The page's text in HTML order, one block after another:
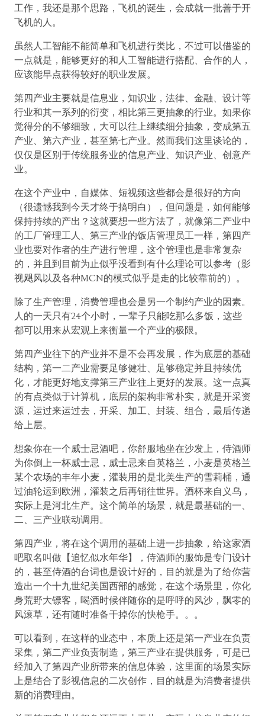
工作，我还是那个思路，飞机的诞生，会成就一批善于开
飞机的人。
虽然人工智能不能简单和飞机进行类比，不过可以借鉴的
一点就是，能够更好的和人工智能进行搭配、合作的人，
应该能早点获得较好的职业发展。
第四产业主要就是信息业，知识业，法律、金融、设计等
行业和其一系列的衍变，相比第三更抽象的行业。如果你
觉得分的不够细致，大可以往上继续细分抽象，变成第五
产业、第六产业，甚至第七产业。然而我们这里谈论的，
仅仅是区别于传统服务业的信息产业、知识产业、创意产
业。
在这个产业中，自媒体、短视频这些都会是很好的方向
（很遗憾我到今天才终于搞明白），但问题是，如何能够
保持持续的产出？这就要想一些方法了，就像第二产业中
的工厂管理工人、第三产业的饭店管理员工一样，第四产
业也要对作者的生产进行管理，这个管理也是非常复杂
的，并且到目前为止似乎没看到有什么理论可以参考（影
视飓风以及各种MCN的模式似乎是走的比较靠前的）。
除了生产管理，消费管理也会是另一个制约产业的因素。
人的一天只有24个小时，一辈子只能吃那么多饭，这些
都可以用来从宏观上来衡量一个产业的极限。
第四产业往下的产业并不是不会再发展，作为底层的基础
结构，第一二产业需要足够健壮、足够稳定并且持续优
化，才能更好地支撑第三产业往上更好的发展。这一点真
的有点类似于计算机，底层的架构非常朴实，就是开采资
源，运过来运过去，开采、加工、封装、组合，最后传递
给上层。
想象你在一个威士忌酒吧，你舒服地坐在沙发上，侍酒师
为你倒上一杯威士忌，威士忌来自英格兰，小麦是英格兰
某个农场的丰年小麦，灌装用的是北美生产的雪莉桶，通
过油轮运到欧洲，灌装之后再销往世界。酒杯来自义乌，
实际上是河北生产。这个简单的场景，就是最基础的一、
二、三产业联动调用。
第四产业，将在这个调用的基础上进一步抽象，给这家酒
吧取名叫做【追忆似水年华】，侍酒师的服饰是专门设计
的，甚至侍酒的台词也是设计好的，目的就是为了给你营
造出一个十九世纪美国西部的感觉，在这个场景里，你化
身荒野大镖客，喝酒时候伴随你的是呼呼的风沙，飘零的
风滚草，还有随时准备干掉你的快枪手。。。
可以看到，在这样的业态中，本质上还是第一产业在负责
采集，第二产业负责制造，第三产业在提供服务，可是已
经加入了第四产业所带来的信息体验，这里面的场景实际
上是结合了影视信息的二次创作，目的就是为消费者提供
新的消费理由。